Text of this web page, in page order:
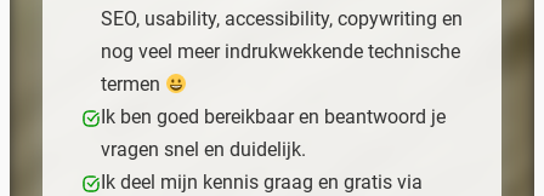
SEO, usability, accessibility, copywriting en
nog veel meer indrukwekkende technische
termen
Ik ben goed bereikbaar en beantwoord je
vragen snel en duidelijk.
Ik deel mijn kennis graag en gratis via